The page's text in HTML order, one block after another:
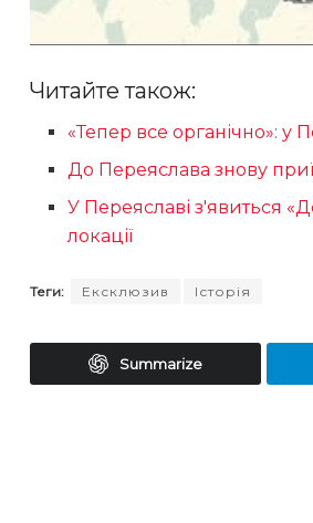
Читайте також:
«Тепер все органічно»:
До Переяслава знову
У Переяславі з'явиться
локації
Теги: Ексклюзив Історія
Summarize